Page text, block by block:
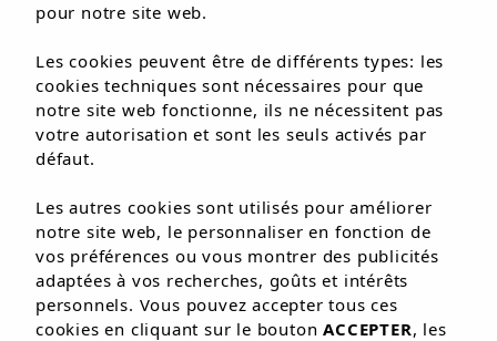
TOUT EST PENSÉ POUR
VOS VACANCES
pour notre site web.
Les cookies peuvent être de différents types: les
cookies techniques sont nécessaires pour que
notre site web fonctionne, ils ne nécessitent pas
votre autorisation et sont les seuls activés par
défaut.
Les autres cookies sont utilisés pour améliorer
notre site web, le personnaliser en fonction de
vos préférences ou vous montrer des publicités
adaptées à vos recherches, goûts et intérêts
personnels. Vous pouvez accepter tous ces
cookies en cliquant sur le boutonACCEPTER, les